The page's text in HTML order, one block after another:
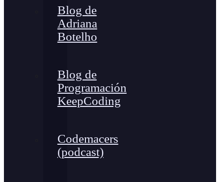
Blog de
Adriana
Botelho
Blog de
Programación
KeepCoding
Codemacers
(podcast)